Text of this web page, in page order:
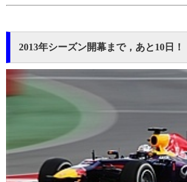
2013年シーズン開幕まで，あと10日！